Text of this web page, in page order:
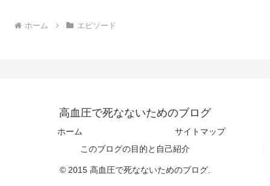
ホーム エピソード
高血圧で死なないためのブログ
ホーム
サイトマップ
このブログの目的と自己紹介
© 2015 高血圧で死なないためのブログ.